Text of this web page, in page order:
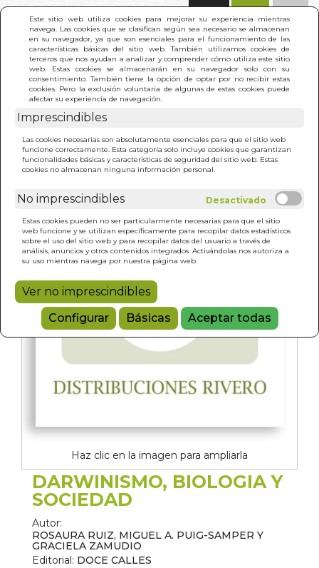
Este sitio web utiliza cookies para mejorar su experiencia mientras
navega. Las cookies que se clasifican según sea necesario se almacenan
en su navegador, ya que son esenciales para el funcionamiento de las
características básicas del sitio web. También utilizamos cookies de
terceros que nos ayudan a analizar y comprender cómo utiliza este sitio
web. Estas cookies se almacenarán en su navegador solo con su
consentimiento. También tiene la opción de optar por no recibir estas
cookies. Pero la exclusión voluntaria de algunas de estas cookies puede
afectar su experiencia de navegación.
Imprescindibles
Las cookies necesarias son absolutamente esenciales para que el sitio web
funcione correctamente. Esta categoría solo incluye cookies que garantizan
funcionalidades básicas y características de seguridad del sitio web. Estas
cookies no almacenan ninguna información personal.
No imprescindibles
Estas cookies pueden no ser particularmente necesarias para que el sitio
web funcione y se utilizan específicamente para recopilar datos estadísticos
sobre el uso del sitio web y para recopilar datos del usuario a través de
análisis, anuncios y otros contenidos integrados. Activándolas nos autoriza a
su uso mientras navega por nuestra página web.
Ver no imprescindibles
Configurar
Básicas Aceptar todas
INICIO >
Haz clic en la imagen para ampliarla
DARWINISMO, BIOLOGIA Y
SOCIEDAD
Autor:
ROSAURA RUIZ, MIGUEL A. PUIG-SAMPER Y
GRACIELA ZAMUDIO
Editorial: DOCE CALLES